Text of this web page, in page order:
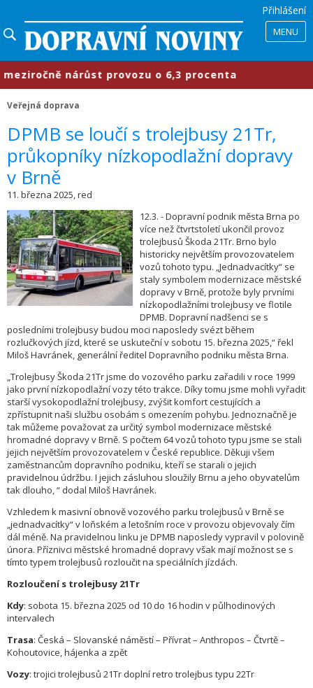
Přihlášení
MENU
nárůst provozu o 6,3 procenta
Veřejná doprava
​DPMB se loučí s trolejbusy 21Tr,
průkopníky nízkopodlažní dopravy
v Brně
11. března 2025, red
12.3. - Dopravní podnik města Brna po
více než čtvrtstoletí ukončil provoz
trolejbusů Škoda 21Tr. Brno bylo
historicky největším provozovatelem
vozů tohoto typu. „Jednadvacítky“ se
staly symbolem modernizace městské
dopravy v Brně, protože byly prvními
nízkopodlažními trolejbusy ve flotile
DPMB. Dopravní nadšenci se s
posledními trolejbusy budou moci naposledy svézt během
rozlučkových jízd, které se uskuteční v sobotu 15. března 2025,“ řekl
Miloš Havránek, generální ředitel Dopravního podniku města Brna.
„Trolejbusy Škoda 21Tr jsme do vozového parku zařadili v roce 1999
jako první nízkopodlažní vozy této trakce. Díky tomu jsme mohli vyřadit
starší vysokopodlažní trolejbusy, zvýšit komfort cestujících a
zpřístupnit naši službu osobám s omezením pohybu. Jednoznačně je
tak můžeme považovat za určitý symbol modernizace městské
hromadné dopravy v Brně. S počtem 64 vozů tohoto typu jsme se stali
jejich největším provozovatelem v České republice. Děkuji všem
zaměstnancům dopravního podniku, kteří se starali o jejich
pravidelnou údržbu. I jejich zásluhou sloužily Brnu a jeho obyvatelům
tak dlouho, “ dodal Miloš Havránek.
Vzhledem k masivní obnově vozového parku trolejbusů v Brně se
„jednadvacítky“ v loňském a letošním roce v provozu objevovaly čím
dál méně. Na pravidelnou linku je DPMB naposledy vypravil v polovině
února. Příznivci městské hromadné dopravy však mají možnost se s
tímto typem trolejbusů rozloučit na speciálních jízdách.
Rozloučení s trolejbusy 21Tr
Kdy: sobota 15. března 2025 od 10 do 16 hodin v půlhodinových
intervalech
Trasa: Česká – Slovanské náměstí – Přívrat – Anthropos – Čtvrtě –
Kohoutovice, hájenka a zpět
Vozy: trojici trolejbusů 21Tr doplní retro trolejbus typu 22Tr